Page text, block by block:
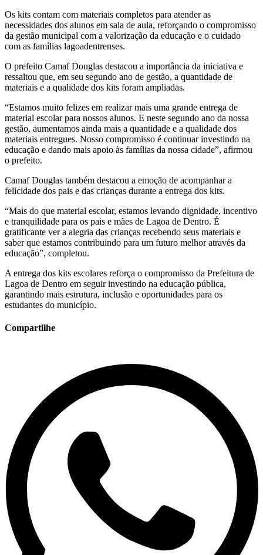
Os kits contam com materiais completos para atender as
necessidades dos alunos em sala de aula, reforçando o compromisso
da gestão municipal com a valorização da educação e o cuidado
com as famílias lagoadentrenses.
O prefeito Camaf Douglas destacou a importância da iniciativa e
ressaltou que, em seu segundo ano de gestão, a quantidade de
materiais e a qualidade dos kits foram ampliadas.
“Estamos muito felizes em realizar mais uma grande entrega de
material escolar para nossos alunos. E neste segundo ano da nossa
gestão, aumentamos ainda mais a quantidade e a qualidade dos
materiais entregues. Nosso compromisso é continuar investindo na
educação e dando mais apoio às famílias da nossa cidade”, afirmou
o prefeito.
Camaf Douglas também destacou a emoção de acompanhar a
felicidade dos pais e das crianças durante a entrega dos kits.
“Mais do que material escolar, estamos levando dignidade, incentivo
e tranquilidade para os pais e mães de Lagoa de Dentro. É
gratificante ver a alegria das crianças recebendo seus materiais e
saber que estamos contribuindo para um futuro melhor através da
educação”, completou.
A entrega dos kits escolares reforça o compromisso da Prefeitura de
Lagoa de Dentro em seguir investindo na educação pública,
garantindo mais estrutura, inclusão e oportunidades para os
estudantes do município.
Compartilhe